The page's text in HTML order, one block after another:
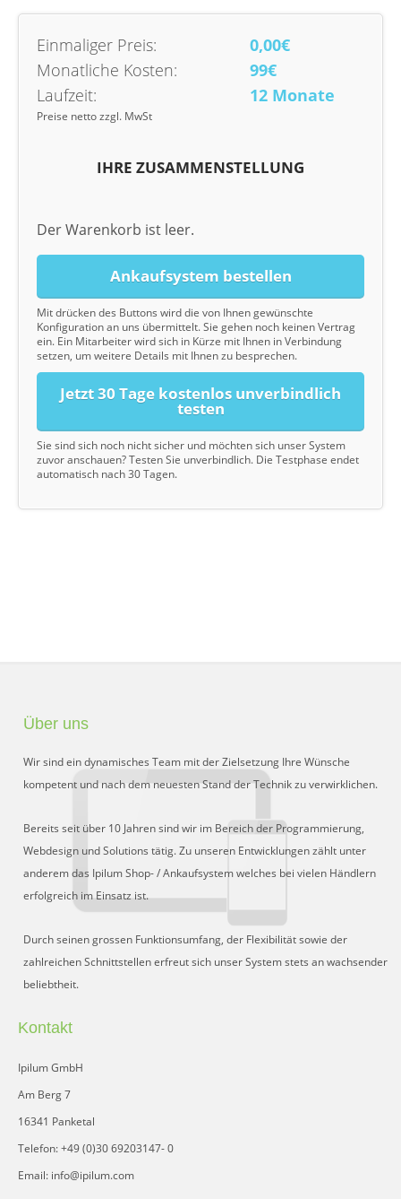
Einmaliger Preis:
0,00€
Monatliche Kosten:
99€
Laufzeit:
12 Monate
Preise netto zzgl. MwSt
IHRE ZUSAMMENSTELLUNG
Der Warenkorb ist leer.
Ankaufsystem bestellen
Mit drücken des Buttons wird die von Ihnen gewünschte
Konfiguration an uns übermittelt. Sie gehen noch keinen Vertrag
ein. Ein Mitarbeiter wird sich in Kürze mit Ihnen in Verbindung
setzen, um weitere Details mit Ihnen zu besprechen.
Jetzt 30 Tage kostenlos unverbindlich
testen
Sie sind sich noch nicht sicher und möchten sich unser System
zuvor anschauen? Testen Sie unverbindlich. Die Testphase endet
automatisch nach 30 Tagen.
Über uns
Wir sind ein dynamisches Team mit der Zielsetzung Ihre Wünsche
kompetent und nach dem neuesten Stand der Technik zu verwirklichen.
Bereits seit über 10 Jahren sind wir im Bereich der Programmierung,
Webdesign und Solutions tätig. Zu unseren Entwicklungen zählt unter
anderem das Ipilum Shop- / Ankaufsystem welches bei vielen Händlern
erfolgreich im Einsatz ist.
Durch seinen grossen Funktionsumfang, der Flexibilität sowie der
zahlreichen Schnittstellen erfreut sich unser System stets an wachsender
beliebtheit.
Kontakt
Ipilum GmbH
Am Berg 7
16341 Panketal
Telefon: +49 (0)30 69203147- 0
Email: info@ipilum.com